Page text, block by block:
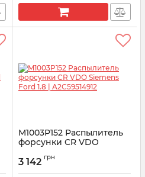
M1003P152 Распылитель
форсунки CR VDO
A2C59514912
Артикул: A2C59514912
3 142 грн